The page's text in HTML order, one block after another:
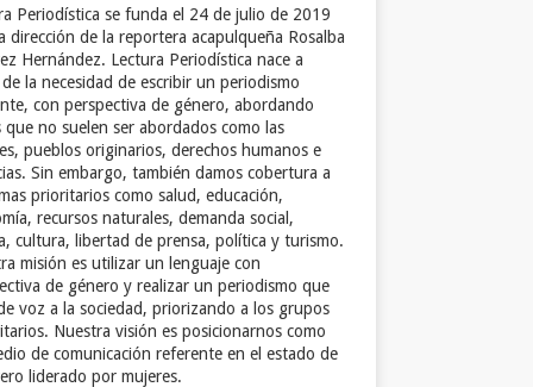
Periodística se funda el 24 de julio de 2019
dirección de la reportera acapulqueña Rosalba
Hernández. Lectura Periodística nace a
la necesidad de escribir un periodismo
con perspectiva de género, abordando
que no suelen ser abordados como las
pueblos originarios, derechos humanos e
Sin embargo, también damos cobertura a
prioritarios como salud, educación,
recursos naturales, demanda social,
cultura, libertad de prensa, política y turismo.
misión es utilizar un lenguaje con
de género y realizar un periodismo que
voz a la sociedad, priorizando a los grupos
Nuestra visión es posicionarnos como
de comunicación referente en el estado de
liderado por mujeres.